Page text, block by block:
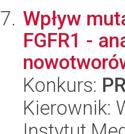
Wpływ
FGFR1 -
Konkurs:
Kierownik: